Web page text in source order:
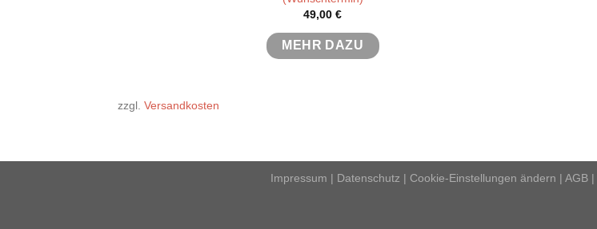
49,00€
MEHR DAZU
zzgl. Versandkosten
Impressum | Datenschutz | Cookie-Einstellungen ändern | AGB |